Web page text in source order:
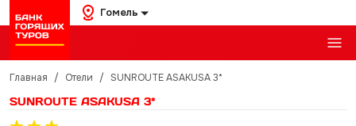
Гомель
Главная / Отели / SUNROUTE ASAKUSA 3*
SUNROUTE ASAKUSA 3*